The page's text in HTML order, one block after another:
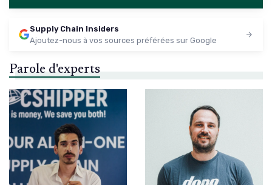
Supply Chain Insiders
Ajoutez-nous à vos sources préférées sur Google
Parole d'experts